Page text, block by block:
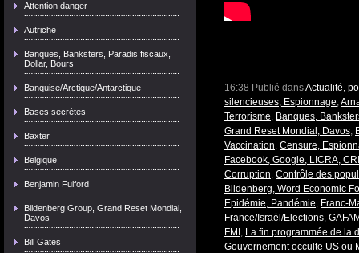
Attention danger
Autriche
Banques, Banksters, Paradis fiscaux,
Dollar, Bours
Banquise/Arctique/Antarctique
Bases secrètes
Baxter
Belgique
Benjamin Fulford
Bildenberg Group, Grand Reset Mondial,
Davos
Bill Gates
16:38 Publié dansActualité,
silencieuses, Espionnage,
Terrorisme, Banques,
Grand Reset Mondial, Davos,
Vaccination, Censure,
Facebook, Google, LICRA,
Corruption, Contrôle des
Bildenberg, Word Economic
Epidémie, Pandémie, Franc-
France/Israël/Elections,
FMI , La fin programmée de la
Gouvernement occulte US ou